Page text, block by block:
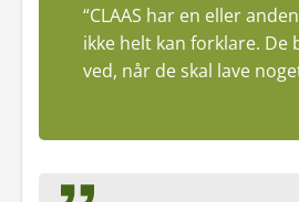
“CLAAS har en eller
ikke helt kan forklare. De
ved, når de skal lave